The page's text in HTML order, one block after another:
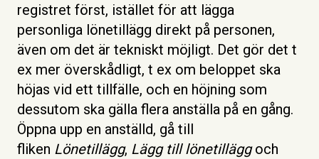
registret först, istället för att lägga
personliga lönetillägg direkt på personen,
även om det är tekniskt möjligt. Det gör det t
ex mer överskådligt, t ex om beloppet ska
höjas vid ett tillfälle, och en höjning som
dessutom ska gälla flera anställa på en gång.
Öppna upp en anställd, gå till
fliken Lönetillägg, Lägg till lönetilläggoch